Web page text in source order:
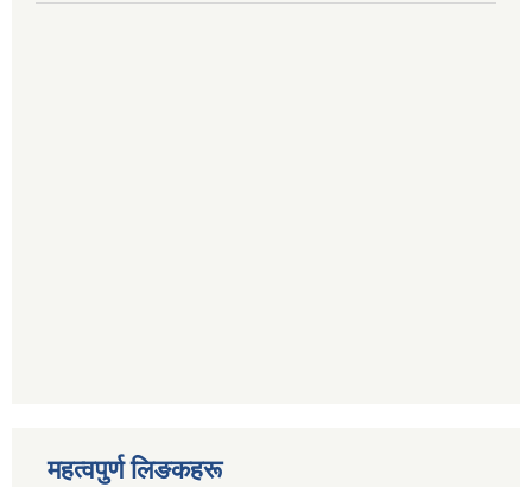
महत्वपुर्ण लिङकहरू